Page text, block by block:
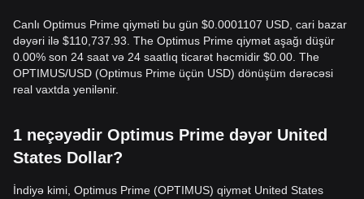
Canlı Optimus Prime qiyməti bu gün $0.0001107 USD, cari bazar
dəyəri ilə $110,737.93. The Optimus Prime qiymət aşağı düşür
0.00% son 24 saat və 24 saatlıq ticarət həcmidir $0.00. The
OPTIMUS/USD (Optimus Prime üçün USD) dönüşüm dərəcəsi
real vaxtda yenilənir.
1 neçəyədir Optimus Prime dəyər United
States Dollar?
İndiyə kimi, Optimus Prime (OPTIMUS) qiymət United States